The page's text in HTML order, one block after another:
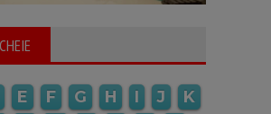
E F G H I J
K